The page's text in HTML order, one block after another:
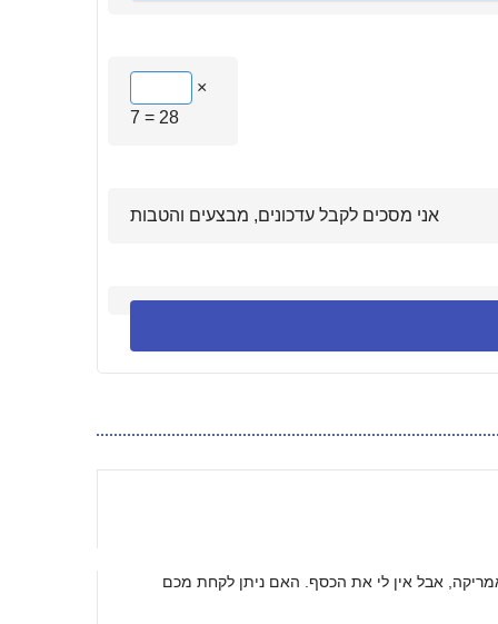
×
7 = 28
אני מסכים לקבל עדכונים, מבצעים והטבות
אמריקה, אבל אין לי את הכסף. האם ניתן לקחת מכם